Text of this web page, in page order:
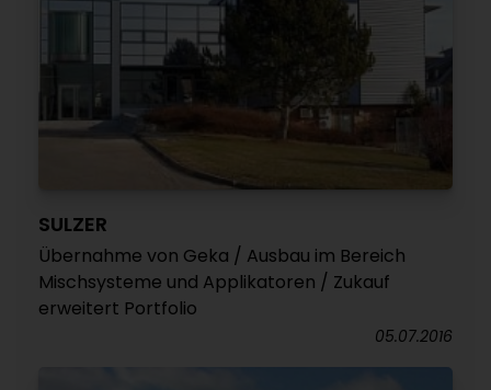
SULZER­
Übernahme von Geka / Ausbau im Bereich
Mischsysteme und Applikatoren / Zukauf
erweitert Portfolio
05.07.2016